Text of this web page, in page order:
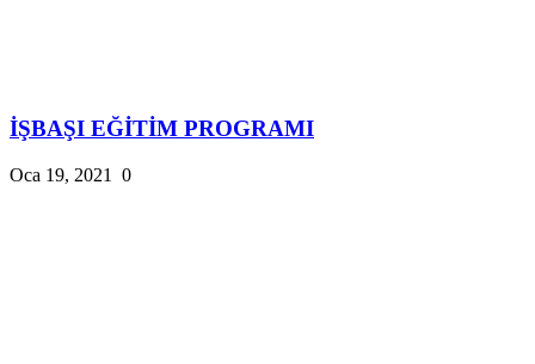
İŞBAŞI EĞİTİM PROGRAMI
Oca 19, 2021 0